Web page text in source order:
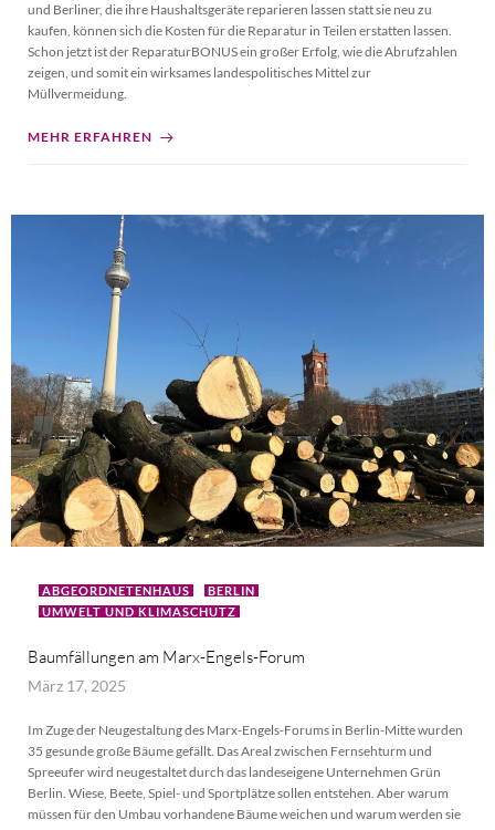
und Berliner, die ihre Haushaltsgeräte reparieren lassen statt sie neu zu
kaufen, können sich die Kosten für die Reparatur in Teilen erstatten lassen.
Schon jetzt ist der ReparaturBONUS ein großer Erfolg, wie die Abrufzahlen
zeigen, und somit ein wirksames landespolitisches Mittel zur
Müllvermeidung.
MEHR ERFAHREN
ABGEORDNETENHAUS
BERLIN
UMWELT UND KLIMASCHUTZ
Baumfällungen am Marx-Engels-Forum
März 17, 2025
Im Zuge der Neugestaltung des Marx-Engels-Forums in Berlin-Mitte wurden
35 gesunde große Bäume gefällt. Das Areal zwischen Fernsehturm und
Spreeufer wird neugestaltet durch das landeseigene Unternehmen Grün
Berlin. Wiese, Beete, Spiel- und Sportplätze sollen entstehen. Aber warum
müssen für den Umbau vorhandene Bäume weichen und warum werden sie